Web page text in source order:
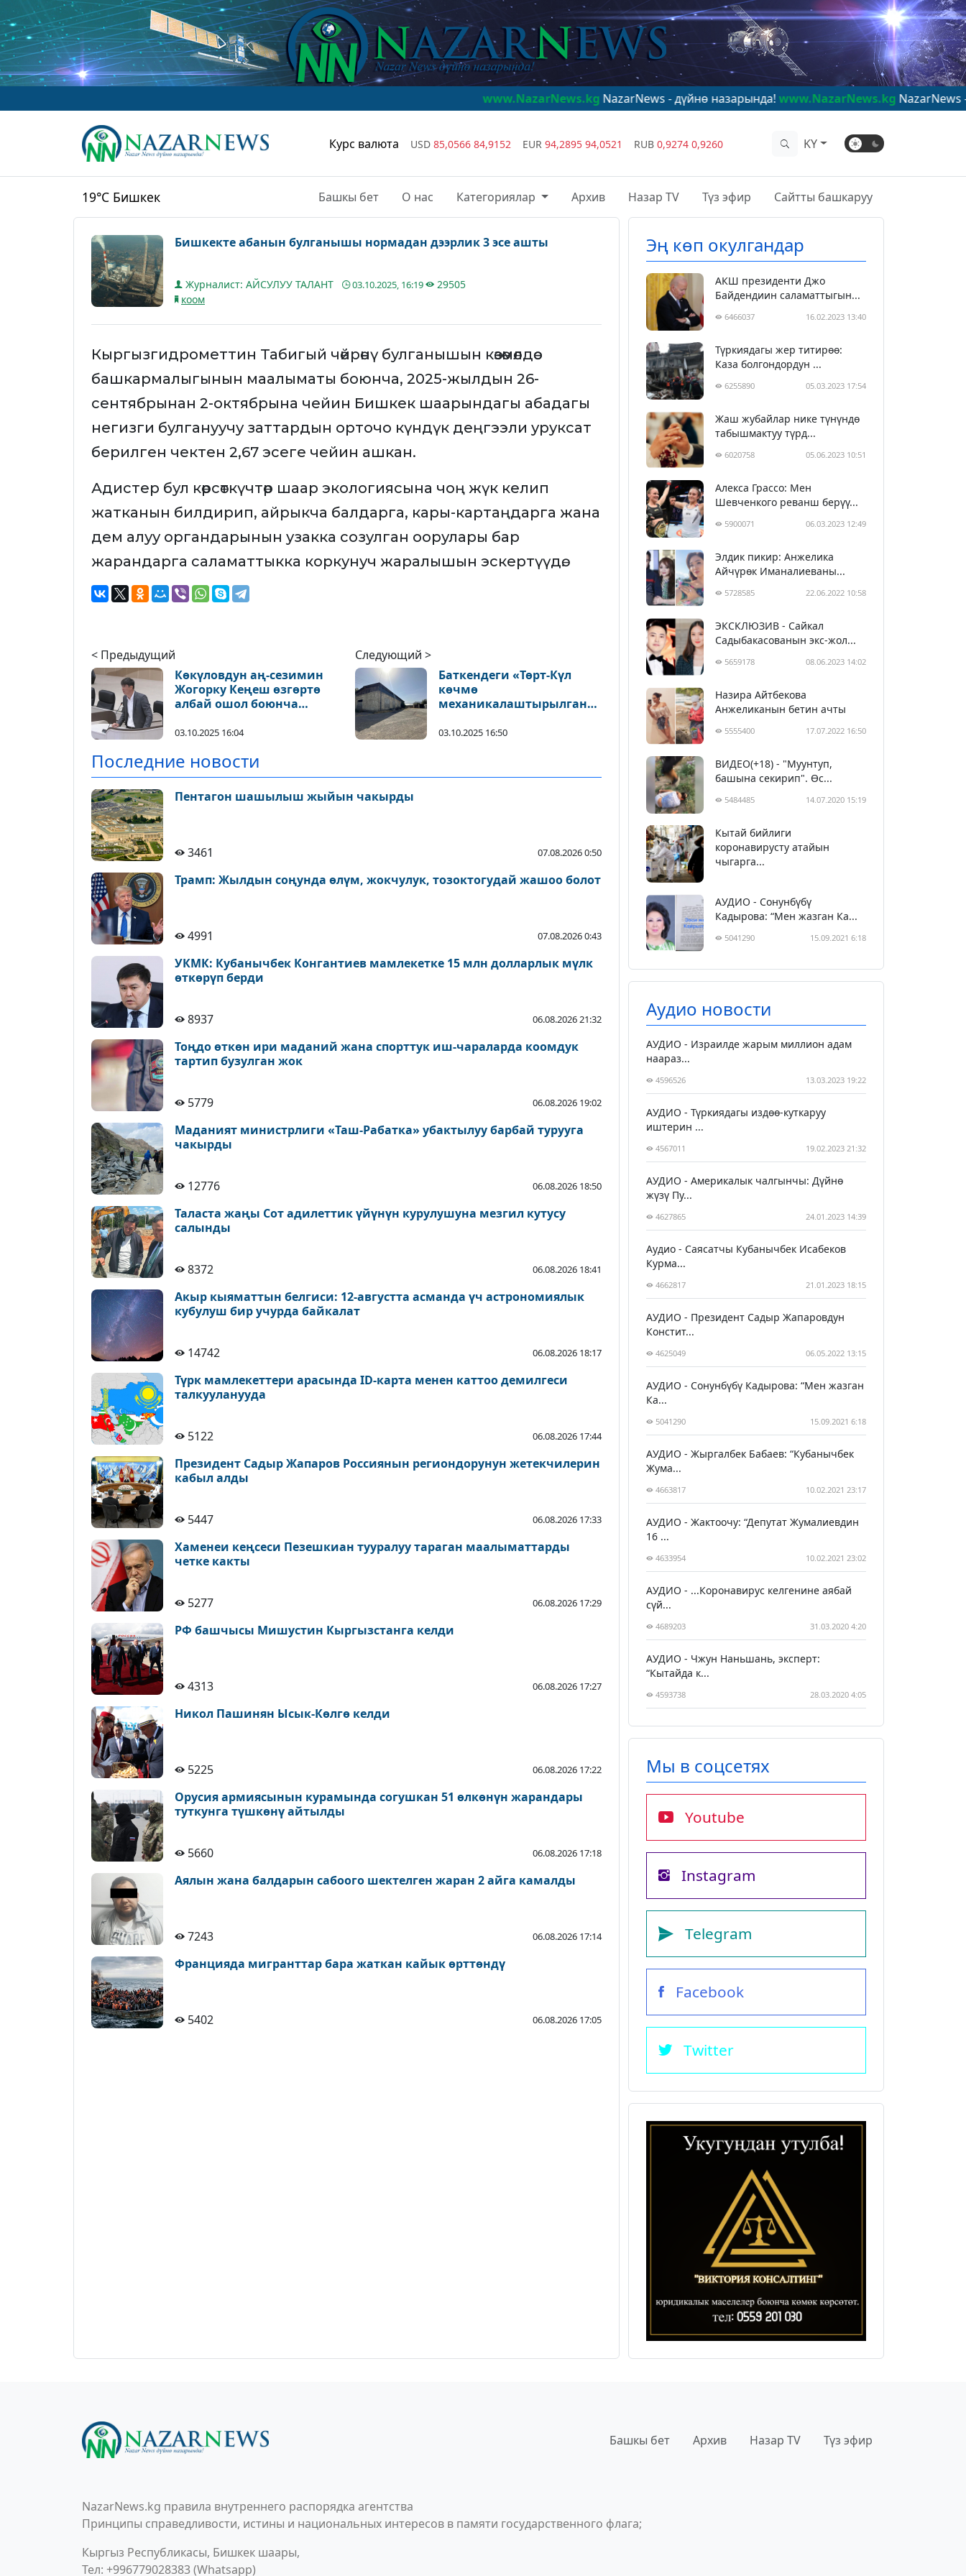
www.NazarNews.kgNazarNews - дүйнө назарында!www.NazarNews.kgNazarNews - в центре
Курс валюта USD 85,0566 84,9152 EUR 94,2895 94,0521 RUB 0,9274 0,9260 KY
19°C Бишкек Башкы бет О нас Категориялар Архив Назар TV Түз эфир Сайтты башкаруу
Бишкекте абанын булганышы нормадан дээрлик 3 эсе ашты
Журналист: АЙСУЛУУ ТАЛАНТ 03.10.2025, 16:19
29505
коом
Кыргызгидрометтин Табигый чөйрөнү булганышын көзөмөлдөө
башкармалыгынын маалыматы боюнча, 2025-жылдын 26-
сентябрынан 2-октябрына чейин Бишкек шаарындагы абадагы
негизги булгануучу заттардын орточо күндүк деңгээли уруксат
берилген чектен 2,67 эсеге чейин ашкан.
Адистер бул көрсөткүчтөр шаар экологиясына чоң жүк келип
жатканын билдирип, айрыкча балдарга, кары-картаңдарга жана
дем алуу органдарынын узакка созулган оорулары бар
жарандарга саламаттыкка коркунуч жаралышын эскертүүдө.
< Предыдущий
Көкүловдун аң-сезимин
Жогорку Кеңеш өзгөртө
албай ошол боюнча
03.10.2025 16:04
Следующий >
Баткендеги «Төрт-Күл
көчмө
механикалаштырылган
кайтарылды
03.10.2025 16:50
Последние новости
Пентагон шашылыш жыйын чакырды
3461 07.08.2026 0:50
Трамп: Жылдын соңунда өлүм, жокчулук, тозоктогудай жашоо болот
4991 07.08.2026 0:43
УКМК: Кубанычбек Конгантиев мамлекетке 15 млн долларлык мүлк
өткөрүп берди
8937 06.08.2026 21:32
Тоңдо өткөн ири маданий жана спорттук иш-чараларда коомдук
тартип бузулган жок
5779 06.08.2026 19:02
Маданият министрлиги «Таш-Рабатка» убактылуу барбай турууга
чакырды
12776 06.08.2026 18:50
Таласта жаңы Сот адилеттик үйүнүн курулушуна мезгил кутусу
салынды
8372 06.08.2026 18:41
Акыр кыяматтын белгиси: 12-августта асманда үч астрономиялык
кубулуш бир учурда байкалат
14742 06.08.2026 18:17
Түрк мамлекеттери арасында ID-карта менен каттоо демилгеси
талкууланууда
5122 06.08.2026 17:44
Президент Садыр Жапаров Россиянын региондорунун жетекчилерин
кабыл алды
5447 06.08.2026 17:33
Хаменеи кеңсеси Пезешкиан тууралуу тараган маалыматтарды
четке какты
5277 06.08.2026 17:29
РФ башчысы Мишустин Кыргызстанга келди
4313 06.08.2026 17:27
Никол Пашинян Ысык-Көлгө келди
5225 06.08.2026 17:22
Орусия армиясынын курамында согушкан 51 өлкөнүн жарандары
туткунга түшкөнү айтылды
5660 06.08.2026 17:18
Аялын жана балдарын сабоого шектелген жаран 2 айга камалды
7243 06.08.2026 17:14
Францияда мигранттар бара жаткан кайык өрттөндү
5402 06.08.2026 17:05
Эң көп окулгандар
АКШ президенти Джо
Байдендиин саламаттыгын...
6466037 16.02.2023 13:40
Түркиядагы жер титирөө:
Каза болгондордун ...
6255890 05.03.2023 17:54
Жаш жубайлар нике түнүндө
табышмактуу түрд...
6020758 05.06.2023 10:51
Алекса Грассо: Мен
Шевченкого реванш берүү...
5900071 06.03.2023 12:49
Элдик пикир: Анжелика
Айчүрөк Иманалиеваны...
5728585 22.06.2022 10:58
ЭКСКЛЮЗИВ - Сайкал
Садыбакасованын экс-жол...
5659178 08.06.2023 14:02
Назира Айтбекова
Анжеликанын бетин ачты
5555400 17.07.2022 16:50
ВИДЕО(+18) - "Муунтуп,
башына секирип". Өс...
5484485 14.07.2020 15:19
Кытай бийлиги
коронавирусту атайын
чыгарга...
АУДИО - Сонунбүбү
Кадырова: “Мен жазган Ка...
5041290 15.09.2021 6:18
Аудио новости
АУДИО - Израилде жарым миллион адам
наараз...
4596526 13.03.2023 19:22
АУДИО - Түркиядагы издөө-куткаруу
иштерин ...
4567011 19.02.2023 21:32
АУДИО - Америкалык чалгынчы: Дүйнө
жүзү Пу...
4627865 24.01.2023 14:39
Аудио - Саясатчы Кубанычбек Исабеков
Курма...
4662817 21.01.2023 18:15
АУДИО - Президент Садыр Жапаровдун
Констит...
4625049 06.05.2022 13:15
АУДИО - Сонунбүбү Кадырова: “Мен жазган
Ка...
5041290 15.09.2021 6:18
АУДИО - Жыргалбек Бабаев: “Кубанычбек
Жума...
4663817 10.02.2021 23:17
АУДИО - Жактоочу: “Депутат Жумалиевдин
16 ...
4633954 10.02.2021 23:02
АУДИО - ...Коронавирус келгенине аябай
сүй...
4689203 31.03.2020 4:20
АУДИО - Чжун Наньшань, эксперт:
“Кытайда к...
4593738 28.03.2020 4:05
Мы в соцсетях
Youtube
Instagram
Telegram
Facebook
Twitter
Башкы бет Архив Назар TV Түз эфир
NazarNews.kg правила внутреннего распорядка агентства
Принципы справедливости, истины и национальных интересов в памяти государственного флага;
Кыргыз Республикасы, Бишкек шаары,
Тел: +996779028383 (Whatsapp)